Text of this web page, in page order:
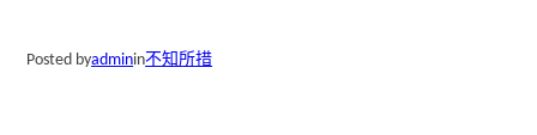
Posted byadminin不知所措